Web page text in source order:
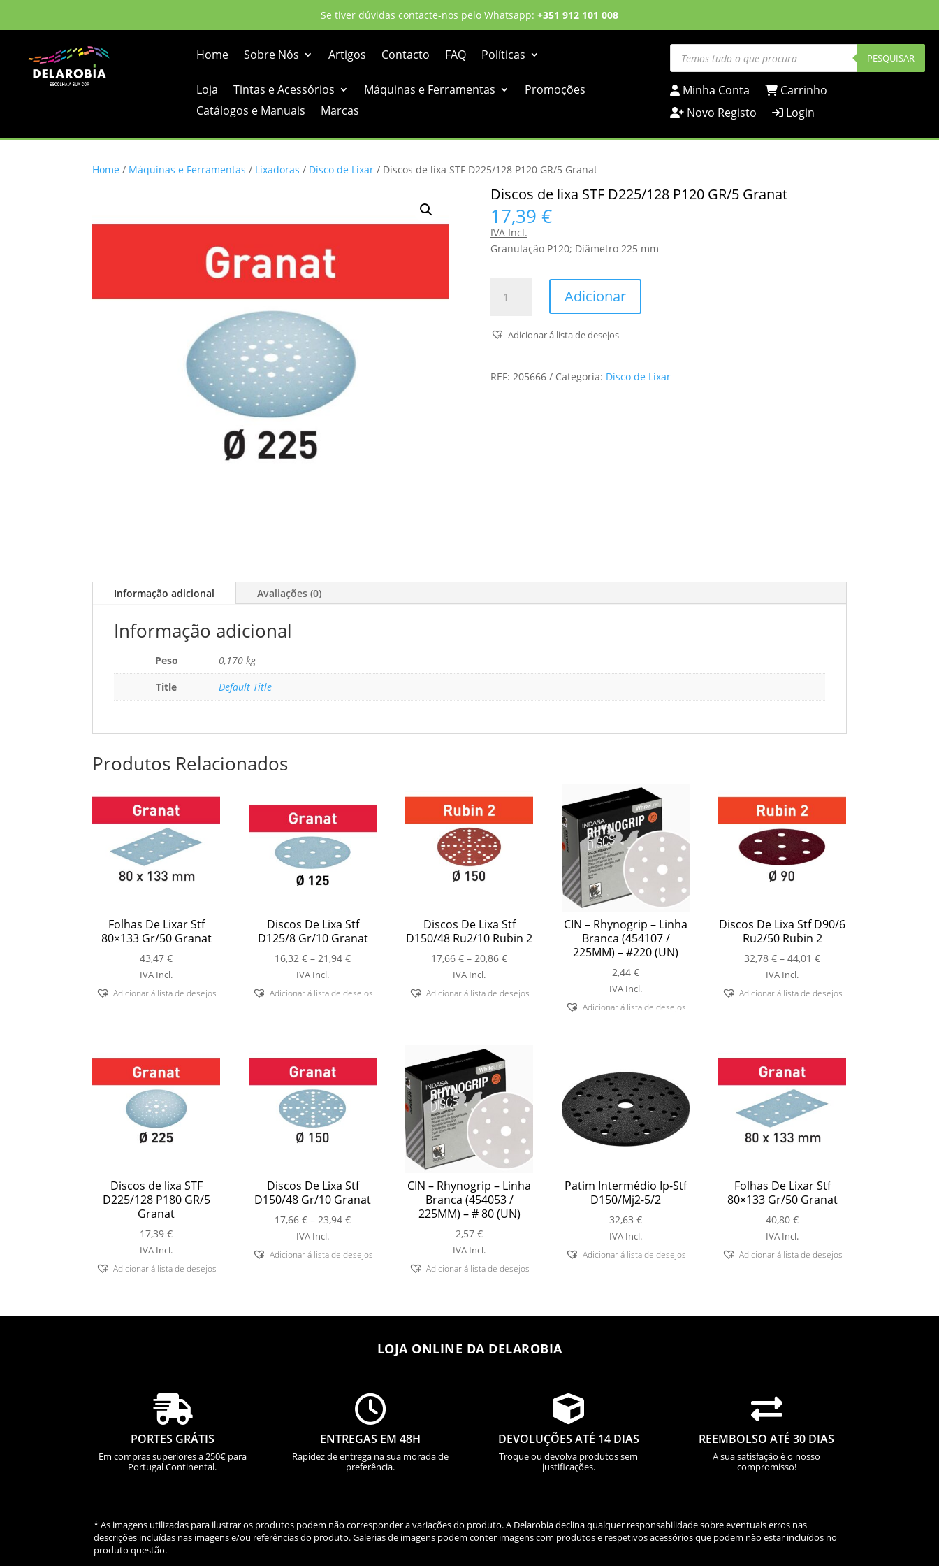
Se tiver dúvidas contacte-nos pelo Whatsapp: +351 912 101 008
Home Sobre Nós Artigos Contacto FAQ Políticas Products
search PESQUISAR
Loja Tintas e Acessórios Máquinas e Ferramentas
Promoções
Catálogos e Manuais
Marcas
Minha Conta
Carrinho
Novo Registo
Login
Home / Máquinas e Ferramentas / Lixadoras / Disco de Lixar / Discos de lixa STF D225/128 P120 GR/5 Granat
Discos de lixa STF D225/128 P120 GR/5 Granat
17,39 €
IVA Incl.
Granulação P120; Diâmetro 225 mm
de
STF
D225/128
Adicionar
Adicionar á lista de desejos
REF: 205666 Categoria: Disco de Lixar
Informação adicional Avaliações (0)
Informação adicional
Peso
0,170 kg
Title
Default Title
Produtos Relacionados
Folhas De Lixar Stf
80×133 Gr/50 Granat
43,47€
IVA Incl.
Adicionar á lista de desejos
Discos De Lixa Stf
D125/8 Gr/10 Granat
16,32€ – 21,94€Price
16,32 €
through
IVA Incl.
Adicionar á lista de desejos
Discos De Lixa Stf
D150/48 Ru2/10 Rubin 2
17,66€ – 20,86€Price
17,66 €
through
IVA Incl.
Adicionar á lista de desejos
CIN – Rhynogrip – Linha
Branca (454107 /
225MM) – #220 (UN)
2,44€
IVA Incl.
Adicionar á lista de desejos
Discos De Lixa Stf D90/6
Ru2/50 Rubin 2
32,78€ – 44,01€Price
32,78 €
through
IVA Incl.
Adicionar á lista de desejos
Discos de lixa STF
D225/128 P180 GR/5
Granat
17,39€
IVA Incl.
Adicionar á lista de desejos
Discos De Lixa Stf
D150/48 Gr/10 Granat
17,66€ – 23,94€Price
17,66 €
through
IVA Incl.
Adicionar á lista de desejos
CIN – Rhynogrip – Linha
Branca (454053 /
225MM) – # 80 (UN)
2,57€
IVA Incl.
Adicionar á lista de desejos
Patim Intermédio Ip-Stf
D150/Mj2-5/2
32,63€
IVA Incl.
Adicionar á lista de desejos
Folhas De Lixar Stf
80×133 Gr/50 Granat
40,80€
IVA Incl.
Adicionar á lista de desejos
LOJA ONLINE DA DELAROBIA

PORTES GRÁTIS
Em compras superiores a 250€ para
Portugal Continental.

ENTREGAS EM 48H
Rapidez de entrega na sua morada de
preferência.

DEVOLUÇÕES ATÉ 14 DIAS
Troque ou devolva produtos sem
justificações.

REEMBOLSO ATÉ 30 DIAS
A sua satisfação é o nosso
compromisso!
* As imagens utilizadas para ilustrar os produtos podem não corresponder a variações do produto. A Delarobia declina qualquer responsabilidade sobre eventuais erros nas
descrições incluídas nas imagens e/ou referências do produto. Galerias de imagens podem conter imagens com produtos e respetivos acessórios que podem não estar incluídos no
produto questão.